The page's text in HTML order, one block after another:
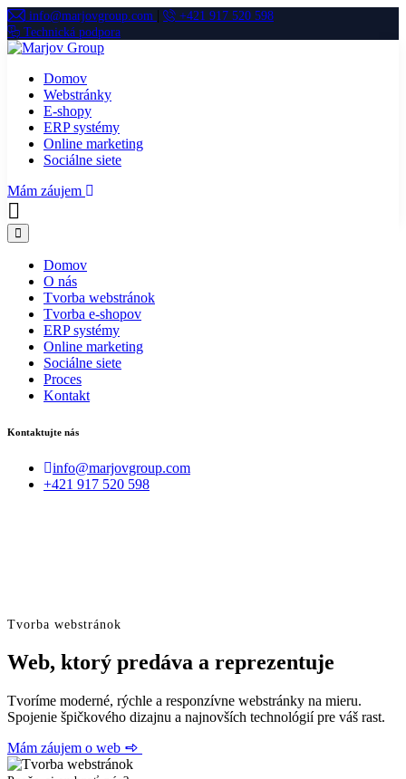
info@marjovgroup.com |
+421 917 520 598
Technická podpora
Domov
Webstránky
E-shopy
ERP systémy
Online marketing
Sociálne siete
Mám záujem
Domov
O nás
Tvorba webstránok
Tvorba e-shopov
ERP systémy
Online marketing
Sociálne siete
Proces
Kontakt
Kontaktujte nás
info@marjovgroup.com
+421 917 520 598
Tvorba webstránok
Web, ktorý predáva a reprezentuje
Tvoríme moderné, rýchle a responzívne webstránky na mieru.
Spojenie špičkového dizajnu a najnovších technológií pre váš rast.
Mám záujem o web